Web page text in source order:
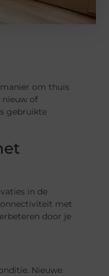
om thuis
nieuw of
gebruikte
in de
met
door je
Nieuwe